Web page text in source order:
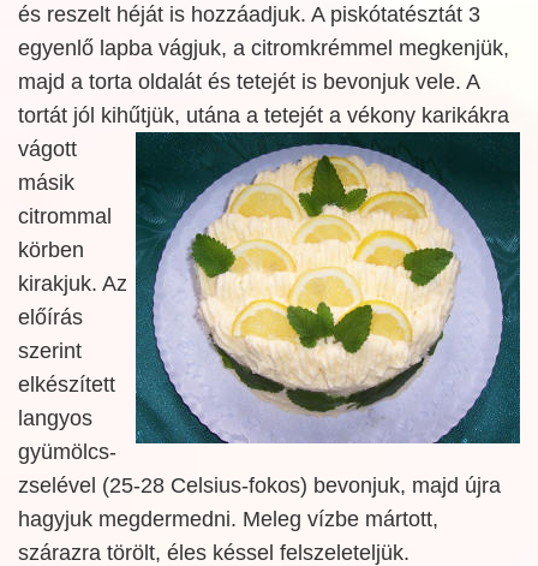
és reszelt héját is hozzáadjuk. A piskótatésztát 3
egyenlő lapba vágjuk, a citromkrémmel megkenjük,
majd a torta oldalát és tetejét is bevonjuk vele. A
tortát jól kihűtjük, utána a tetejét a vékony karikákra
vágott
másik
citrommal
körben
kirakjuk. Az
előírás
szerint
elkészített
langyos
gyümölcs-
zselével (25-28 Celsius-fokos) bevonjuk, majd újra
hagyjuk megdermedni. Meleg vízbe mártott,
szárazra törölt, éles késsel felszeleteljük.